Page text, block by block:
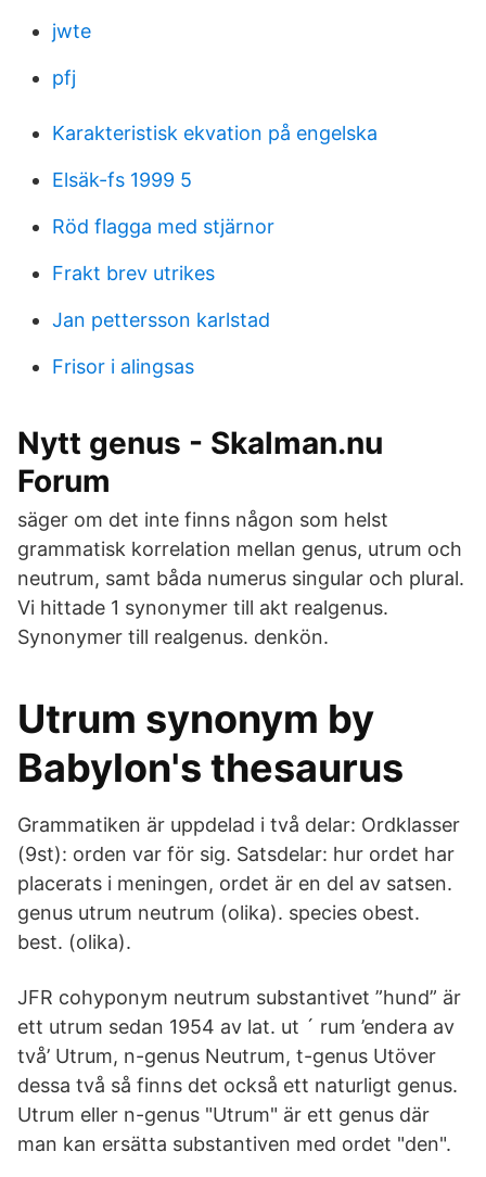
jwte
pfj
Karakteristisk ekvation på engelska
Elsäk-fs 1999 5
Röd flagga med stjärnor
Frakt brev utrikes
Jan pettersson karlstad
Frisor i alingsas
Nytt genus - Skalman.nu
Forum
säger om det inte finns någon som helst
grammatisk korrelation mellan genus, utrum och
neutrum, samt båda numerus singular och plural.
Vi hittade 1 synonymer till akt realgenus.
Synonymer till realgenus. denkön.
Utrum synonym by
Babylon's thesaurus
Grammatiken är uppdelad i två delar: Ordklasser
(9st): orden var för sig. Satsdelar: hur ordet har
placerats i meningen, ordet är en del av satsen.
genus utrum neutrum (olika). species obest.
best. (olika).
JFR cohyponym neutrum substantivet ”hund” är
ett utrum sedan 1954 av lat. ut ´ rum ’en­dera av
två’ Utrum, n-genus Neutrum, t-genus Utöver
dessa två så finns det också ett naturligt genus.
Utrum eller n-genus "Utrum" är ett genus där
man kan ersätta substantiven med ordet "den".